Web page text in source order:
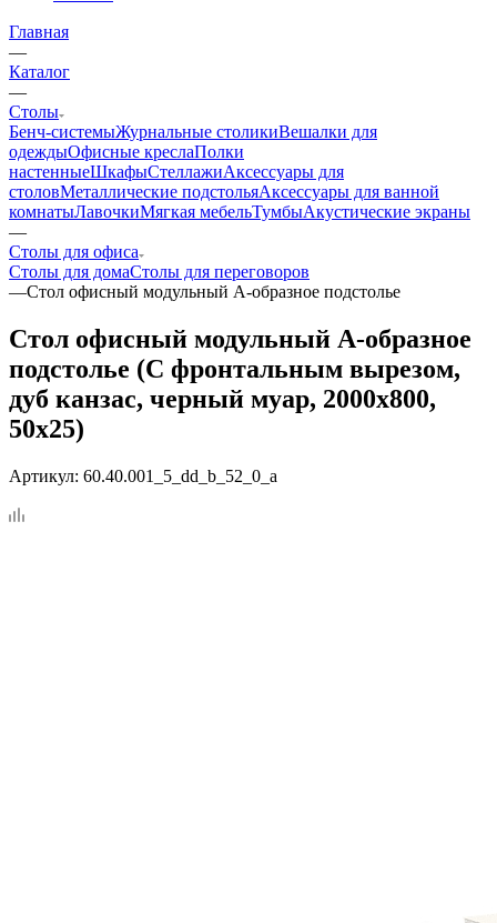
Главная
—
Каталог
—
Столы
Бенч-системыЖурнальные столикиВешалки для
одеждыОфисные креслаПолки
настенныеШкафыСтеллажиАксессуары для
столовМеталлические подстольяАксессуары для ванной
комнатыЛавочкиМягкая мебельТумбыАкустические экраны
—
Столы для офиса
Столы для домаСтолы для переговоров
—Стол офисный модульный А-образное подстолье
Стол офисный модульный А-образное
подстолье (С фронтальным вырезом,
дуб канзас, черный муар, 2000x800,
50x25)
Артикул: 60.40.001_5_dd_b_52_0_a